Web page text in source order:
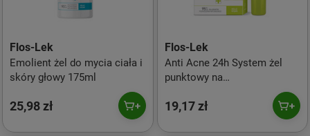
Flos-Lek
Emolient żel do mycia ciała i
skóry głowy 175ml
25,98 zł
Flos-Lek
Anti Acne 24h System żel
punktowy na
19,17 zł